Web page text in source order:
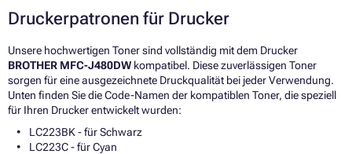
Druckerpatronen für Drucker
Unsere hochwertigen Toner sind vollständig mit dem Drucker
BROTHER MFC-J480DW kompatibel. Diese zuverlässigen Toner
sorgen für eine ausgezeichnete Druckqualität bei jeder Verwendung.
Unten finden Sie die Code-Namen der kompatiblen Toner, die speziell
für Ihren Drucker entwickelt wurden:
LC223BK - für Schwarz
LC223C - für Cyan